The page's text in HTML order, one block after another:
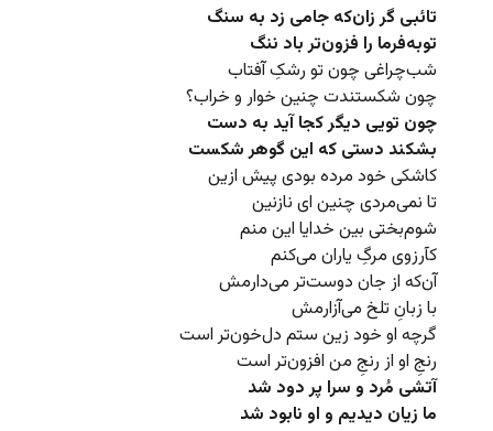
تائبی گر زان‌که جامی زد به سنگ
توبه‌فرما را فزون‌تر باد ننگ
شب‌چراغی چون تو رشکِ آفتاب
چون شکستندت چنین خوار و خراب؟
چون تویی دیگر کجا آید به دست
بشکند دستی که این گوهر شکست
کاشکی خود مرده بودی پیش ازین
تا نمی‌مردی چنین ای نازنین
شوم‌بختی بین خدایا این منم
کآرزوی مرگِ یاران می‌کنم
آن‌که از جان دوست‌تر می‌دارمش
با زبانِ تلخ می‌آزارمش
گرچه او خود زین ستم دل‌خون‌تر است
رنجِ او از رنجِ من افزون‌تر است
آتشی مُرد و سرا پر دود شد
ما زیان دیدیم و او نابود شد